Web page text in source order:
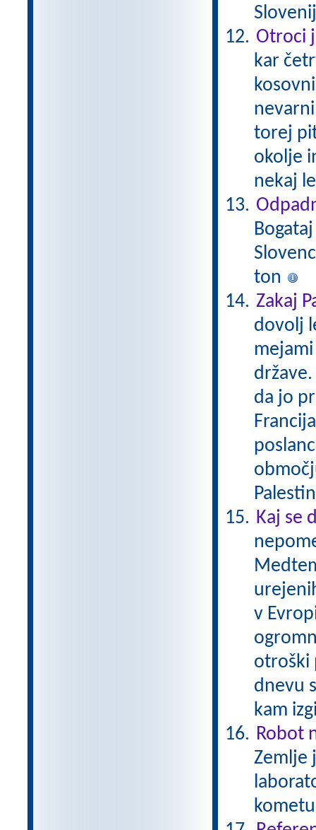
Otroci
kar
torej
okolje
nekaj
ton
Zakaj
dovolj
da jo
Kaj se
v
otroški
dnevu
kam
Robot
Zemlje